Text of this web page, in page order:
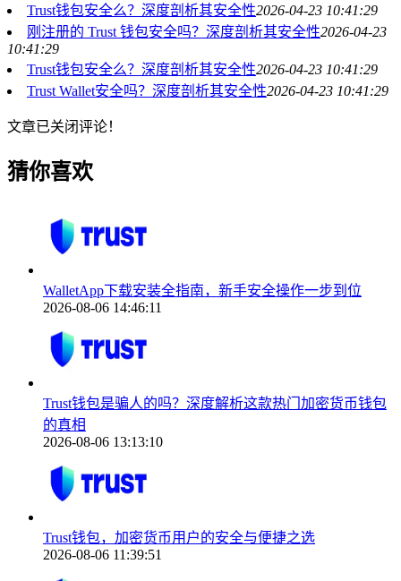
Trust钱包安全么？深度剖析其安全性2026-04-23 10:41:29
刚注册的 Trust 钱包安全吗？深度剖析其安全性2026-04-23
10:41:29
Trust钱包安全么？深度剖析其安全性2026-04-23 10:41:29
Trust Wallet安全吗？深度剖析其安全性2026-04-23 10:41:29
文章已关闭评论！
猜你喜欢
WalletApp下载安装全指南，新手安全操作一步到位
2026-08-06 14:46:11
Trust钱包是骗人的吗？深度解析这款热门加密货币钱包
的真相
2026-08-06 13:13:10
Trust钱包，加密货币用户的安全与便捷之选
2026-08-06 11:39:51